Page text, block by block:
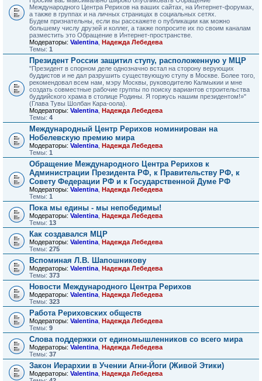
Международного Центра Рерихов на ваших сайтах, на Интернет-форумах,
а также в группах и на личных страницах в социальных сетях.
Будем признательны, если вы расскажете о публикации как можно
большему числу друзей и коллег, а также попросите их по своим каналам
разместить это Обращение в Интернет-пространстве.
Модераторы: Valentina Надежда Лебедева
Темы: 1
Президент России защитил ступу, расположенную у МЦР
"Президент в спорном деле однозначно встал на сторону верующих
буддистов и не дал разрушить существующую ступу в Москве. Более того,
рекомендовал всем нам, мэру Москвы, руководителю Калмыкии и мне
создать совместные рабочие группы по поиску вариантов строительства
буддийского храма в столице Родины. Я горжусь нашим президентом!»"
(Глава Тувы Шолбан Кара-оола).
Модераторы: Valentina Надежда Лебедева
Темы: 4
Международный Центр Рерихов номинирован на
Нобелевскую премию мира
Модераторы: Valentina Надежда Лебедева
Темы: 1
Обращение Международного Центра Рерихов к
Администрации Президента РФ, к Правительству РФ, к
Совету Федерации РФ и к Государственной Думе РФ
Модераторы: Valentina Надежда Лебедева
Темы: 1
Пока мы едины - мы непобедимы!
Модераторы: Valentina Надежда Лебедева
Темы: 13
Как создавался МЦР
Модераторы: Valentina Надежда Лебедева
Темы: 275
Вспоминая Л.В. Шапошникову
Модераторы: Valentina Надежда Лебедева
Темы: 373
Новости Международного Центра Рерихов
Модераторы: Valentina Надежда Лебедева
Темы: 323
Работа Рериховских обществ
Модераторы: Valentina Надежда Лебедева
Темы: 9
Слова поддержки от единомышленников со всего мира
Модераторы: Valentina Надежда Лебедева
Темы: 37
Закон Иерархии в Учении Агни-Йоги (Живой Этики)
Модераторы: Valentina Надежда Лебедева